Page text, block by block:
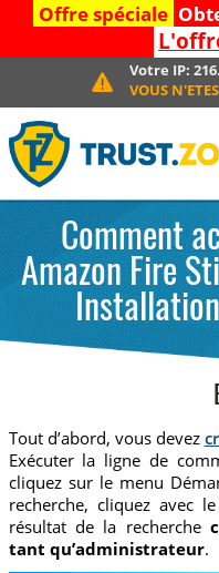
Offre spéciale
Votre IP:
VOUS
Comment
Amazon Fire
Tout d’abord, vous devez
Exécuter la ligne de
cliquez sur le menu
recherche, cliquez avec
résultat de la recherche
tant qu’administrateur.